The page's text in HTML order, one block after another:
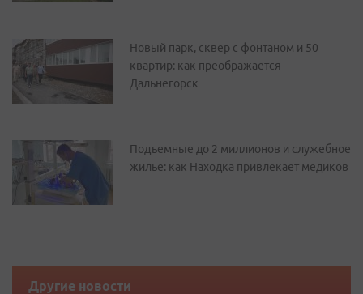
Новый парк, сквер с фонтаном и 50
квартир: как преображается
Дальнегорск
Подъемные до 2 миллионов и служебное
жилье: как Находка привлекает медиков
Другие новости